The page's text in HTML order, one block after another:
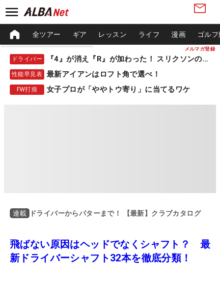
メルマガ登録
全ツアー ギア レッスン ライフ 漫画 ゴル
ドライバー 『4』が消え『R』が加わった！ スリクソンの新作
性能早見表 最新アイアンはロフト角で選べ！
FW打痕 女子プロが「ややトウ寄り」に当てるワケ
連載 ドライバーからパターまで！ 【最新】クラブカタログ
飛ばない原因はヘッドでなくシャフト？ 最
新ドライバーシャフト32本を徹底分類！